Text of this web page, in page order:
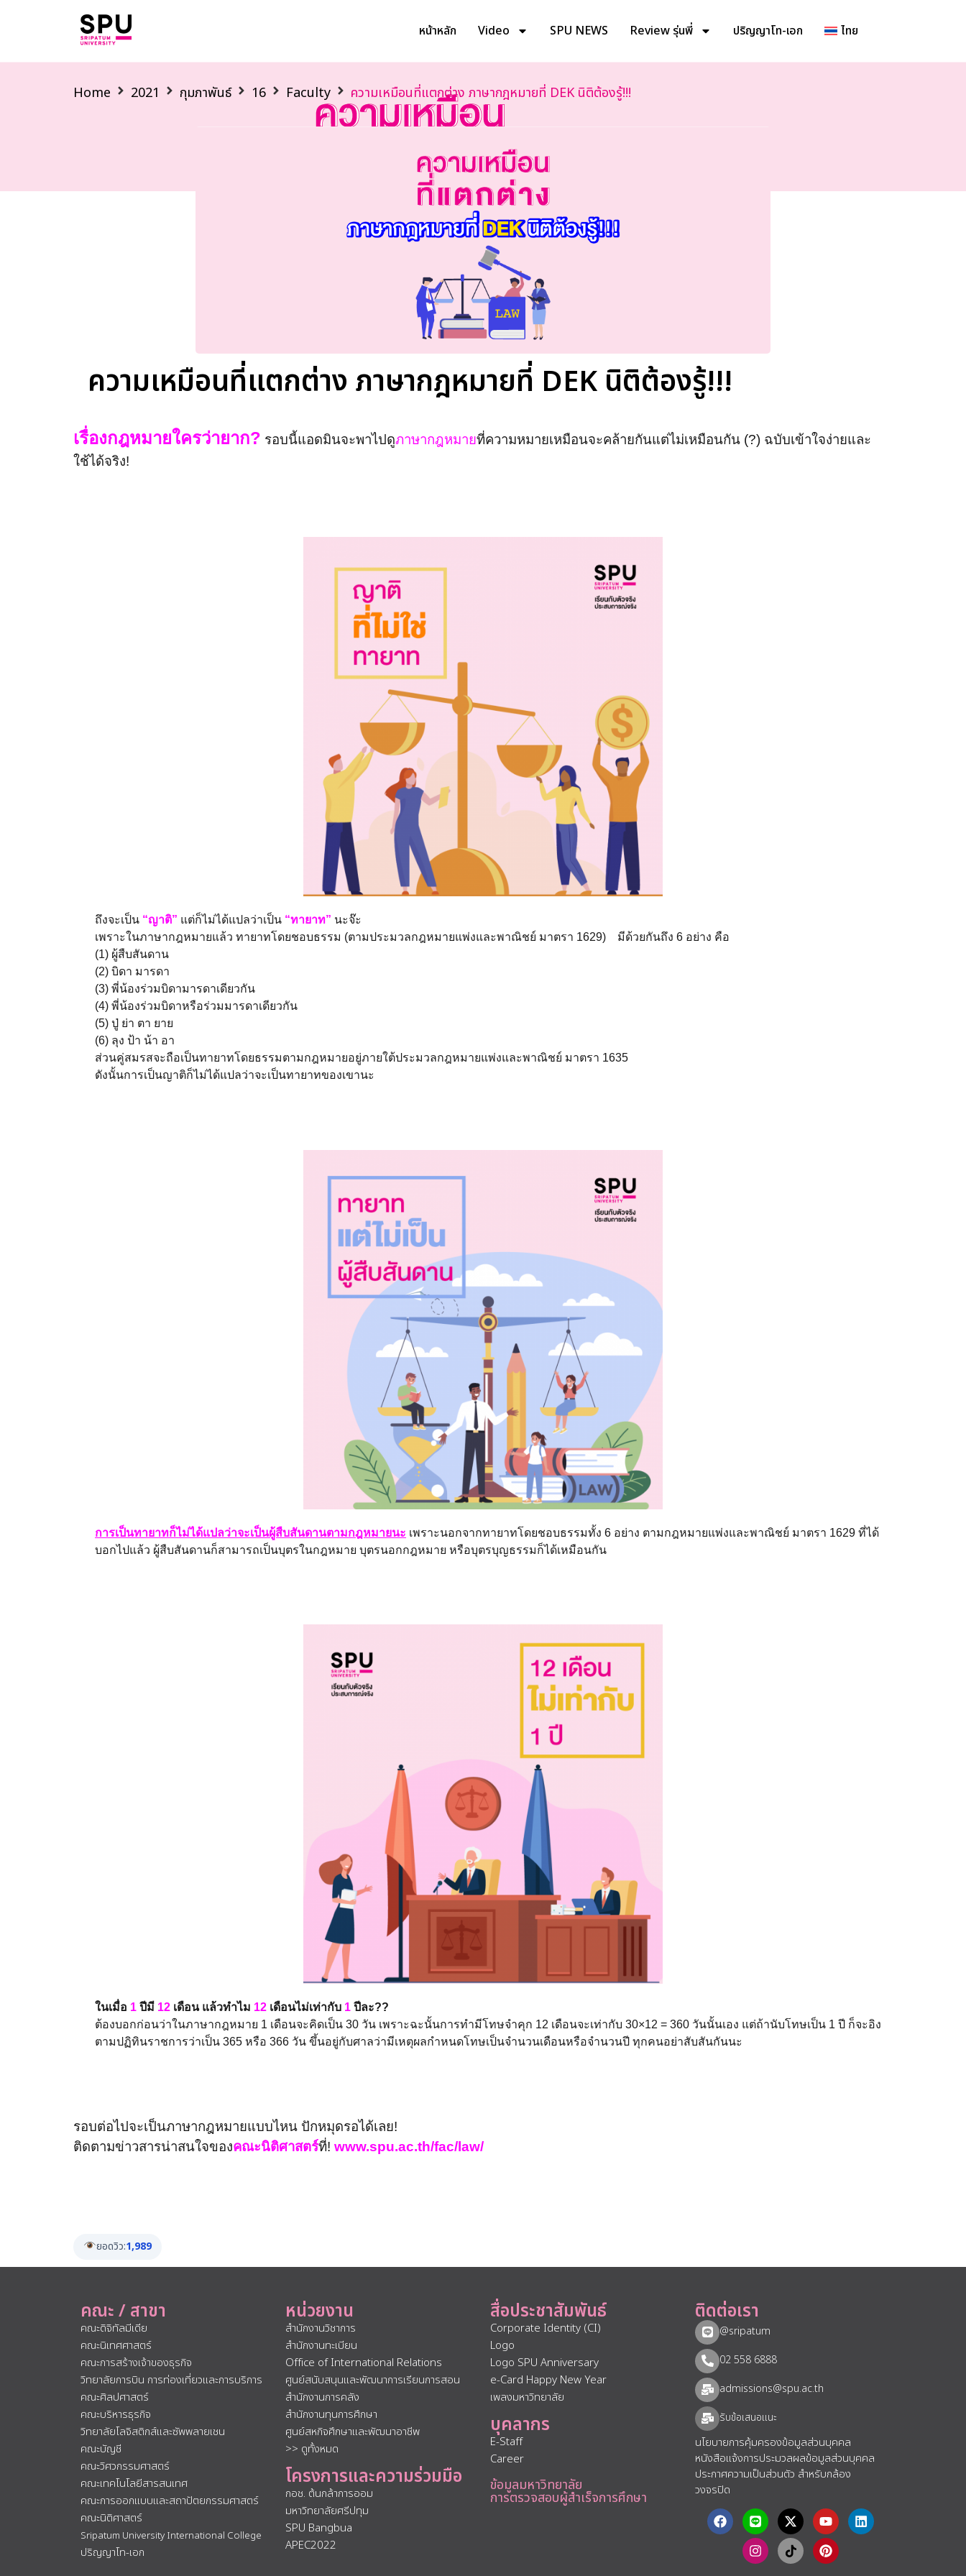
หน้าหลัก Video SPU NEWS Review รุ่นพี่ ปริญญาโท-เอก ไทย
Home 2021 กุมภาพันธ์ 16 Faculty ความเหมือนที่แตกต่าง ภาษากฎหมายที่ DEK นิติต้องรู้!!!
ความเหมือนที่แตกต่าง ภาษากฎหมายที่ DEK นิติต้องรู้!!!
เรื่องกฎหมายใครว่ายาก? รอบนี้แอดมินจะพาไปดูภาษากฎหมายที่ความหมายเหมือนจะคล้ายกันแต่ไม่เหมือนกัน (?) ฉบับเข้าใจง่ายและ
ใช้ได้จริง!
ถึงจะเป็น “ญาติ” แต่ก็ไม่ได้แปลว่าเป็น “ทายาท” นะจ๊ะ
เพราะในภาษากฎหมายแล้ว ทายาทโดยชอบธรรม (ตามประมวลกฎหมายแพ่งและพาณิชย์ มาตรา 1629) มีด้วยกันถึง 6 อย่าง คือ
(1) ผู้สืบสันดาน
(2) บิดา มารดา
(3) พี่น้องร่วมบิดามารดาเดียวกัน
(4) พี่น้องร่วมบิดาหรือร่วมมารดาเดียวกัน
(5) ปู่ ย่า ตา ยาย
(6) ลุง ป้า น้า อา
ส่วนคู่สมรสจะถือเป็นทายาทโดยธรรมตามกฎหมายอยู่ภายใต้ประมวลกฎหมายแพ่งและพาณิชย์ มาตรา 1635
ดังนั้นการเป็นญาติก็ไม่ได้แปลว่าจะเป็นทายาทของเขานะ
การเป็นทายาทก็ไม่ได้แปลว่าจะเป็นผู้สืบสันดานตามกฎหมายนะ เพราะนอกจากทายาทโดยชอบธรรมทั้ง 6 อย่าง ตามกฎหมายแพ่งและพาณิชย์ มาตรา 1629 ที่ได้
บอกไปแล้ว ผู้สืบสันดานก็สามารถเป็นบุตรในกฎหมาย บุตรนอกกฎหมาย หรือบุตรบุญธรรมก็ได้เหมือนกัน
ในเมื่อ 1 ปีมี 12 เดือน แล้วทำไม 12 เดือนไม่เท่ากับ 1 ปีละ??
ต้องบอกก่อนว่าในภาษากฎหมาย 1 เดือนจะคิดเป็น 30 วัน เพราะฉะนั้นการทำมีโทษจำคุก 12 เดือนจะเท่ากับ 30×12 = 360 วันนั้นเอง แต่ถ้านับโทษเป็น 1 ปี ก็จะอิง
ตามปฏิทินราชการว่าเป็น 365 หรือ 366 วัน ขึ้นอยู่กับศาลว่ามีเหตุผลกำหนดโทษเป็นจำนวนเดือนหรือจำนวนปี ทุกคนอย่าสับสันกันนะ
รอบต่อไปจะเป็นภาษากฎหมายแบบไหน ปักหมุดรอได้เลย!
ติดตามข่าวสารน่าสนใจของคณะนิติศาสตร์ที่! www.spu.ac.th/fac/law/
ยอดวิว:1,989
คณะ / สาขา
คณะดิจิทัลมีเดีย
คณะนิเทศศาสตร์
คณะการสร้างเจ้าของธุรกิจ
วิทยาลัยการบิน การท่องเที่ยวและการบริการ
คณะศิลปศาสตร์
คณะบริหารธุรกิจ
วิทยาลัยโลจิสติกส์และซัพพลายเชน
คณะบัญชี
คณะวิศวกรรมศาสตร์
คณะเทคโนโลยีสารสนเทศ
คณะการออกแบบและสถาปัตยกรรมศาสตร์
คณะนิติศาสตร์
Sripatum University International College
ปริญญาโท-เอก
หน่วยงาน
สำนักงานวิชาการ
สำนักงานทะเบียน
Office of International Relations
ศูนย์สนับสนุนและพัฒนาการเรียนการสอน
สำนักงานการคลัง
สำนักงานทุนการศึกษา
ศูนย์สหกิจศึกษาและพัฒนาอาชีพ
>> ดูทั้งหมด
โครงการและความร่วมมือ
กอช. ต้นกล้าการออม
มหาวิทยาลัยศรีปทุม
SPU Bangbua
APEC2022
สื่อประชาสัมพันธ์
Corporate Identity (CI)
Logo
Logo SPU Anniversary
e-Card Happy New Year
เพลงมหาวิทยาลัย
บุคลากร
E-Staff
Career
ข้อมูลมหาวิทยาลัย
การตรวจสอบผู้สำเร็จการศึกษา
ติดต่อเรา
@sripatum
02 558 6888
admissions@spu.ac.th
รับข้อเสนอแนะ​
นโยบายการคุ้มครองข้อมูลส่วนบุคคล
หนังสือแจ้งการประมวลผลข้อมูลส่วนบุคคล
ประกาศความเป็นส่วนตัว สำหรับกล้อง
วงจรปิด